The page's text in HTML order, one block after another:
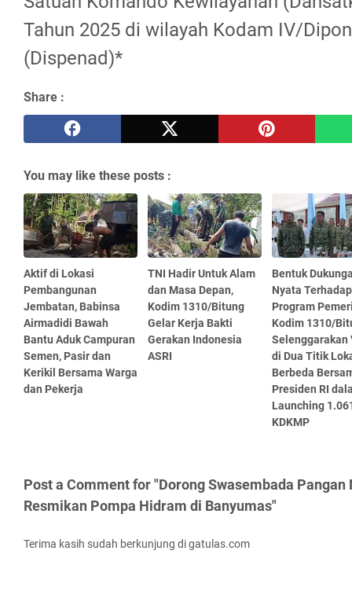
Tahun 2025 di wilayah Kodam IV/
(Dispenad)*
Share :
You may like these posts :
Aktif di Lokasi
Pembangunan
Jembatan, Babinsa
Airmadidi Bawah
Bantu Aduk Campuran
Semen, Pasir dan
Kerikil Bersama Warga
dan Pekerja
TNI Hadir Untuk Alam
dan Masa Depan,
Kodim 1310/Bitung
Gelar Kerja Bakti
Gerakan Indonesia
ASRI
Bentuk
Nyata Terhadap
Program
Kodim 1310/
Selenggarakan
di Dua Titik
Berbeda
Presiden RI
Launching
KDKMP
Post a Comment for "Dorong Swasembada Pangan
Resmikan Pompa Hidram di Banyumas"
Terima kasih sudah berkunjung di gatulas.com